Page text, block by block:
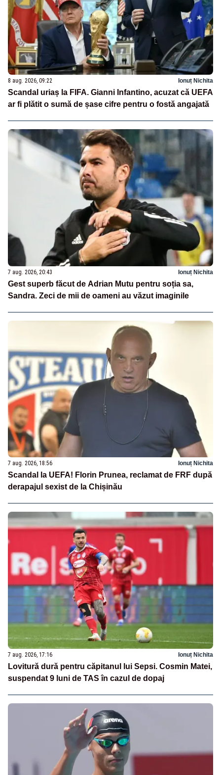
8 aug. 2026, 09:22 Ionuț Nichita
Scandal uriaș la FIFA. Gianni Infantino, acuzat că UEFA
ar fi plătit o sumă de șase cifre pentru o fostă angajată
7 aug. 2026, 20:43 Ionuț Nichita
Gest superb făcut de Adrian Mutu pentru soția sa,
Sandra. Zeci de mii de oameni au văzut imaginile
7 aug. 2026, 18:56 Ionuț Nichita
Scandal la UEFA! Florin Prunea, reclamat de FRF după
derapajul sexist de la Chișinău
7 aug. 2026, 17:16 Ionuț Nichita
Lovitură dură pentru căpitanul lui Sepsi. Cosmin Matei,
suspendat 9 luni de TAS în cazul de dopaj